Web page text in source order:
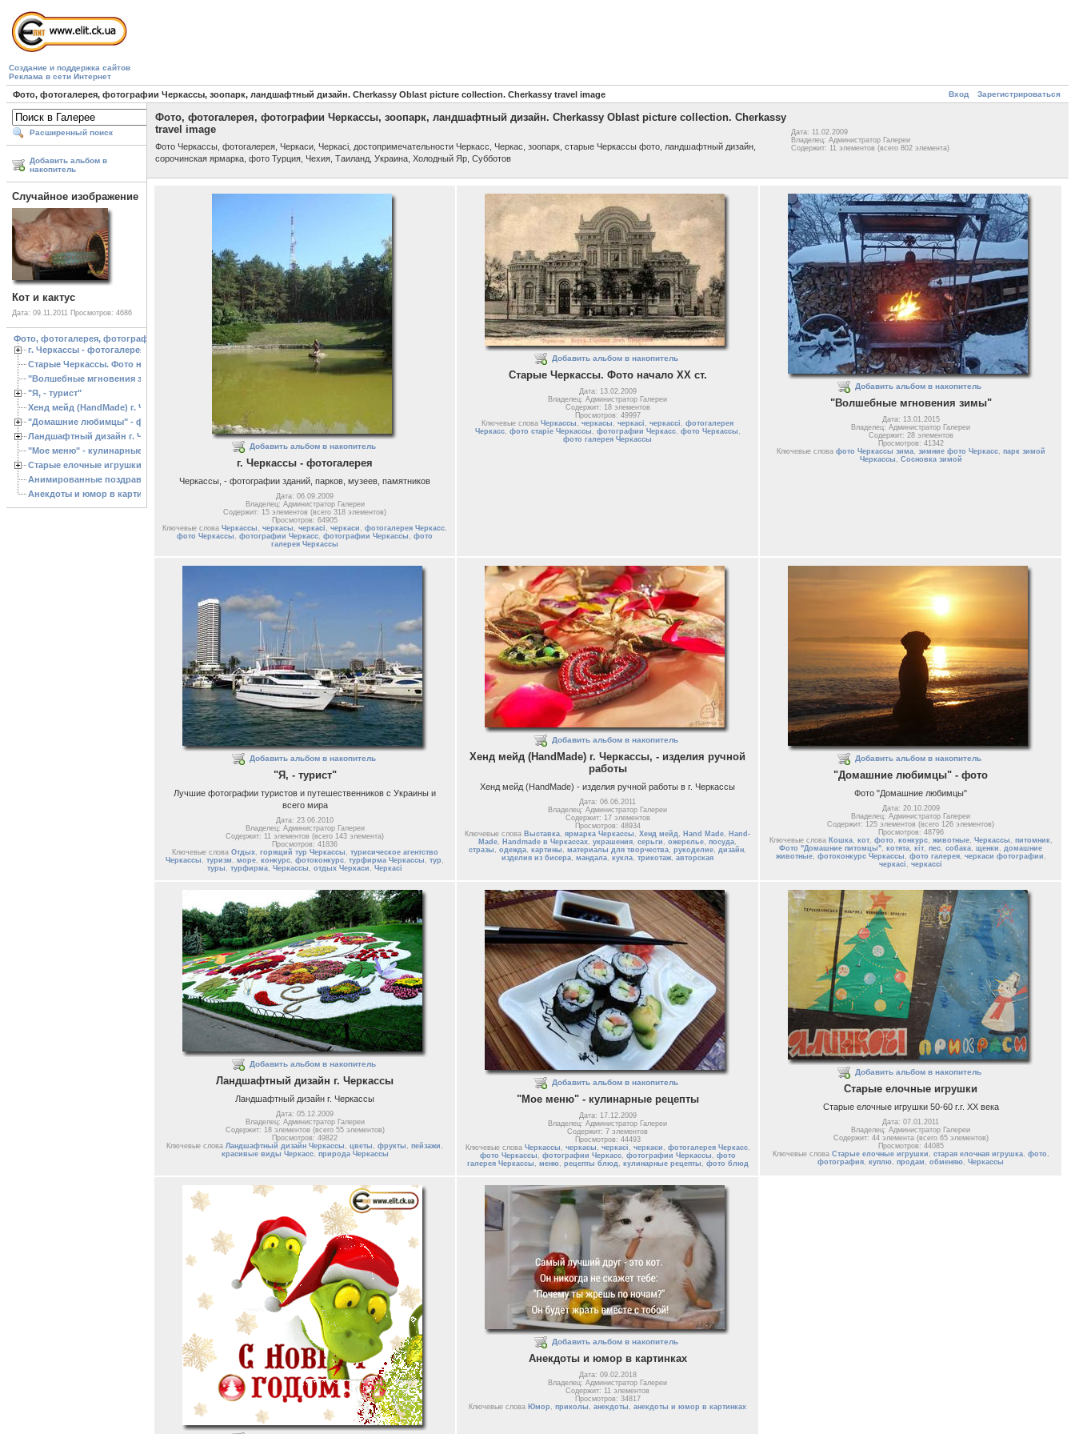
Создание и поддержка сайтов
Реклама в сети Интернет
Вход
Зарегистрироваться
Фото, фотогалерея, фотографии Черкассы, зоопарк, ландшафтный дизайн. Cherkassy Oblast picture collection. Cherkassy travel image
Расширенный поиск
Добавить альбом в
накопитель
Случайное изображение
Кот и кактус
Дата: 09.11.2011 Просмотров: 4686
Фото, фотогалерея, фотографии Черкассы, зоопарк, ландшафтный дизайн. Cherkassy Oblast picture collection. Cherkassy travel image
г. Черкассы - фотогалерея
Старые Черкассы. Фото начало ХХ ст.
"Волшебные мгновения зимы"
"Я, - турист"
Хенд мейд (HandMade) г. Черкассы, - изделия ручной работы
"Домашние любимцы" - фото
Ландшафтный дизайн г. Черкассы
"Мое меню" - кулинарные рецепты
Старые елочные игрушки
Анимированные поздравления с Новым 2013 годом
Анекдоты и юмор в картинках
Фото, фотогалерея, фотографии Черкассы, зоопарк, ландшафтный дизайн. Cherkassy Oblast picture collection. Cherkassy
travel image
Фото Черкассы, фотогалерея, Черкаси, Черкасі, достопримечательности Черкасс, Черкас, зоопарк, старые Черкассы фото, ландшафтный дизайн,
сорочинская ярмарка, фото Турция, Чехия, Таиланд, Украина, Холодный Яр, Субботов
Дата: 11.02.2009
Владелец: Администратор Галереи
Содержит: 11 элементов (всего 802 элемента)
Добавить альбом в накопитель
г. Черкассы - фотогалерея
Черкассы, - фотографии зданий, парков, музеев, памятников
Дата: 06.09.2009
Владелец: Администратор Галереи
Содержит: 15 элементов (всего 318 элементов)
Просмотров: 64905
Ключевые слова Черкассы , черкасы , черкасі , черкаси , фотогалерея Черкасс,
фото Черкассы , фотографии Черкасс, фотографии Черкассы , фото
галерея Черкассы
Добавить альбом в накопитель
Старые Черкассы. Фото начало ХХ ст.
Дата: 13.02.2009
Владелец: Администратор Галереи
Содержит: 18 элементов
Просмотров: 49997
Ключевые слова Черкассы черкасы черкасі черкассі
фотогалерея
Черкасс, фото старіе Черкассы фотографии Черкасс, фото Черкассы
фото галерея Черкассы
Добавить альбом в накопитель
"Волшебные мгновения зимы"
Дата: 13.01.2015
Владелец: Администратор Галереи
Содержит: 28 элементов
Просмотров: 41342
Ключевые слова фото Черкассы зима, зимние фото Черкасс, парк зимой
Черкассы
Сосновка зимой
Добавить альбом в накопитель
"Я, - турист"
Лучшие фотографии туристов и путешественников с Украины и
всего мира
Дата: 23.06.2010
Владелец: Администратор Галереи
Содержит: 11 элементов (всего 143 элемента)
Просмотров: 41836
Ключевые слова Отдых, горящий тур Черкассы , турисическое агентство
Черкассы , туризм , море, конкурс, фотоконкурс, турфирма Черкассы , тур ,
туры , турфирма, Черкассы , отдых Черкаси , Черкасі
Добавить альбом в накопитель
Хенд мейд (HandMade) г. Черкассы, - изделия ручной
работы
Хенд мейд (HandMade) - изделия ручной работы в г. Черкассы
Дата: 06.06.2011
Владелец: Администратор Галереи
Содержит: 17 элементов
Просмотров: 48934
Ключевые слова Выставка, ярмарка Черкассы , Хенд мейд, Hand Made, Hand-
Made, Handmade в Черкассах, украшения, серьги , ожерелье, посуда,
стразы , одежда, картины , материалы для творчества, рукоделие, дизайн,
изделия из бисера, мандала, кукла, трикотаж, авторская
Добавить альбом в накопитель
"Домашние любимцы" - фото
Фото "Домашние любимцы"
Дата: 20.10.2009
Владелец: Администратор Галереи
Содержит: 125 элементов (всего 126 элементов)
Просмотров: 48796
Ключевые слова Кошка, кот, фото , конкурс, животные, Черкассы , питомник,
Фото "Домашние питомцы", котята, кіт, пес, собака, щенки , домашние
животные, фотоконкурс Черкассы , фото галерея, черкаси фотографии ,
черкасі , черкассі
Добавить альбом в накопитель
Ландшафтный дизайн г. Черкассы
Ландшафтный дизайн г. Черкассы
Дата: 05.12.2009
Владелец: Администратор Галереи
Содержит: 18 элементов (всего 55 элементов)
Просмотров: 49822
Ключевые слова Ландшафтный дизайн Черкассы , цветы , фрукты , пейзажи ,
красивые виды Черкасс, природа Черкассы
Добавить альбом в накопитель
"Мое меню" - кулинарные рецепты
Дата: 17.12.2009
Владелец: Администратор Галереи
Содержит: 7 элементов
Просмотров: 44493
Ключевые слова Черкассы черкасы черкасі черкаси фотогалерея Черкасс,
фото Черкассы
фотографии Черкасс, фотографии Черкассы
фото
галерея Черкассы
меню, рецепты блюд кулинарные рецепты фото блюд
Добавить альбом в накопитель
Старые елочные игрушки
Старые елочные игрушки 50-60 г.г. ХХ века
Дата: 07.01.2011
Владелец: Администратор Галереи
Содержит: 44 элемента (всего 65 элементов)
Просмотров: 44085
Ключевые слова Старые елочные игрушки , старая елочная игрушка, фото ,
фотография, куплю, продам , обменяю, Черкассы
Добавить альбом в накопитель
Анекдоты и юмор в картинках
Дата: 09.02.2018
Владелец: Администратор Галереи
Содержит: 11 элементов
Просмотров: 34817
Ключевые слова Юмор приколы анекдоты анекдоты и юмор в картинках